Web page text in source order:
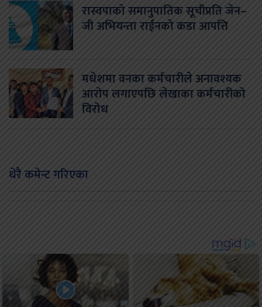
रास्वपाको समानुपातिक सूचीप्रति जेन–
जी अभियन्ता राईनको कडा आपत्ति
मधेशमा वनका कर्मचारीले अनावश्यक
आरोप लगाएपछि लेखाका कर्मचारीको
विरोध
धेरै कमेन्ट गरिएका